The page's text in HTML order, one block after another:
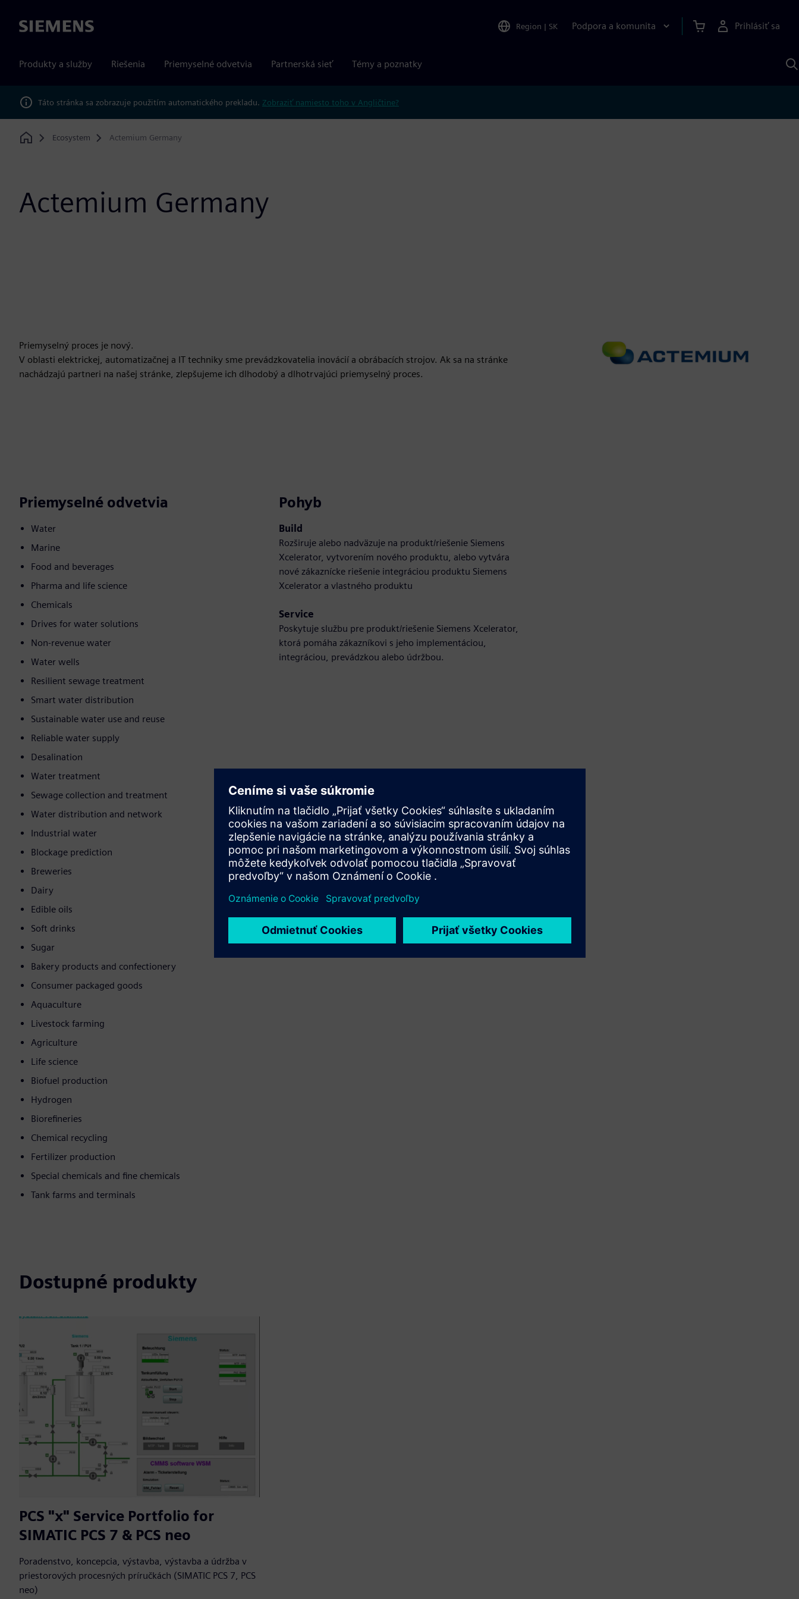
Siemens Region | SK Podpora a komunita Prihlásiť sa
Produkty a služby Riešenia Priemyselné odvetvia Partnerská sieť Témy a poznatky
Táto stránka sa zobrazuje použitím automatického prekladu. Zobraziť namiesto toho v Angličtine?
Home
Ecosystem Actemium Germany
Actemium Germany
Priemyselný proces je nový.
V oblasti elektrickej, automatizačnej a IT techniky sme prevádzkovatelia inovácií a obrábacích strojov. Ak sa na stránke
nachádzajú partneri na našej stránke, zlepšujeme ich dlhodobý a dlhotrvajúci priemyselný proces.
Priemyselné odvetvia
Water
Marine
Food and beverages
Pharma and life science
Chemicals
Drives for water solutions
Non-revenue water
Water wells
Resilient sewage treatment
Smart water distribution
Sustainable water use and reuse
Reliable water supply
Desalination
Water treatment
Sewage collection and treatment
Water distribution and network
Industrial water
Blockage prediction
Breweries
Dairy
Edible oils
Soft drinks
Sugar
Bakery products and confectionery
Consumer packaged goods
Aquaculture
Livestock farming
Agriculture
Life science
Biofuel production
Hydrogen
Biorefineries
Chemical recycling
Fertilizer production
Special chemicals and fine chemicals
Tank farms and terminals
Pohyb
Build
Rozširuje alebo nadväzuje na produkt/riešenie Siemens
Xcelerator, vytvorením nového produktu, alebo vytvára
nové zákaznícke riešenie integráciou produktu Siemens
Xcelerator a vlastného produktu
Service
Poskytuje službu pre produkt/riešenie Siemens Xcelerator,
ktorá pomáha zákazníkovi s jeho implementáciou,
integráciou, prevádzkou alebo údržbou.
Dostupné produkty
PCS "x" Service Portfolio for
SIMATIC PCS 7 & PCS neo
Poradenstvo, koncepcia, výstavba, výstavba a údržba v
priestorových procesných príručkách (SIMATIC PCS 7, PCS
neo)